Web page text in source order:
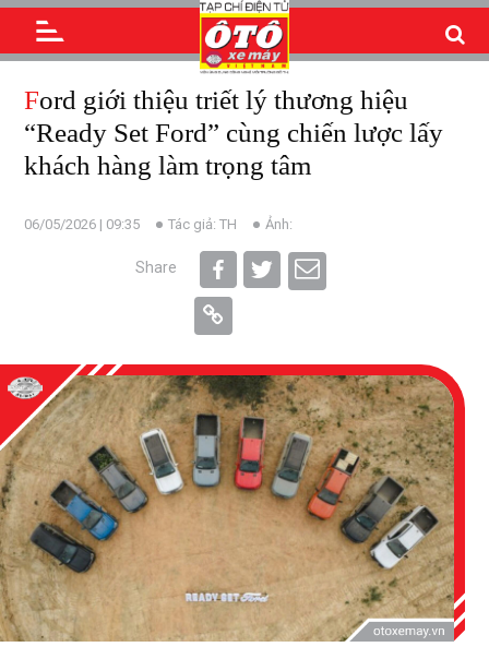
Ford giới thiệu triết lý thương hiệu
“Ready Set Ford” cùng chiến lược lấy
khách hàng làm trọng tâm
06/05/2026 | 09:35 Tác giả: TH Ảnh:
Share